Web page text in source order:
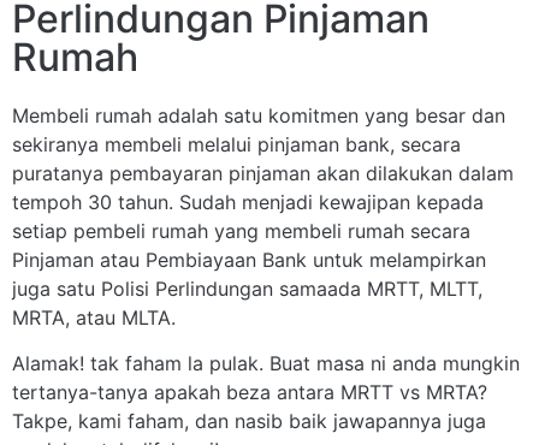
Perlindungan Pinjaman
Rumah
Membeli rumah adalah satu komitmen yang besar dan
sekiranya membeli melalui pinjaman bank, secara
puratanya pembayaran pinjaman akan dilakukan dalam
tempoh 30 tahun. Sudah menjadi kewajipan kepada
setiap pembeli rumah yang membeli rumah secara
Pinjaman atau Pembiayaan Bank untuk melampirkan
juga satu Polisi Perlindungan samaada MRTT, MLTT,
MRTA, atau MLTA.
Alamak! tak faham la pulak. Buat masa ni anda mungkin
tertanya-tanya apakah beza antara MRTT vs MRTA?
Takpe, kami faham, dan nasib baik jawapannya juga